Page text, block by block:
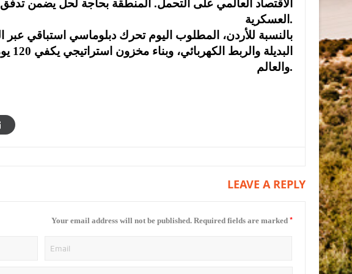
الاقتصاد العالمي على التحمل. المنطقة بحاجة لحل يضمن
العسكرية.
بالنسبة للأردن، المطلوب اليوم تحرك دبلوماسي استباقي عبر
والعالم.
LEAVE A REPLY
Your email address will not be published. Required fields are marked *